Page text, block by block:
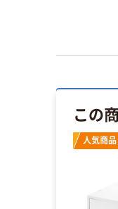
この
人気商品